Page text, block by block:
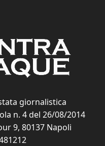
giornalistica
n. 4 del 26/08/2014
9, 80137 Napoli